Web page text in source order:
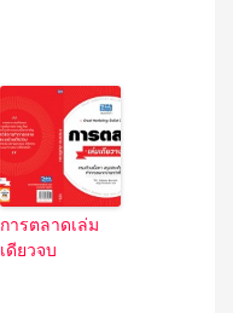
การตลาดเล่ม
เดียวจบ